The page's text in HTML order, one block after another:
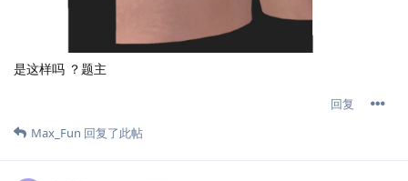
是这样吗 ？题主
回复
Max_Fun 回复了此帖